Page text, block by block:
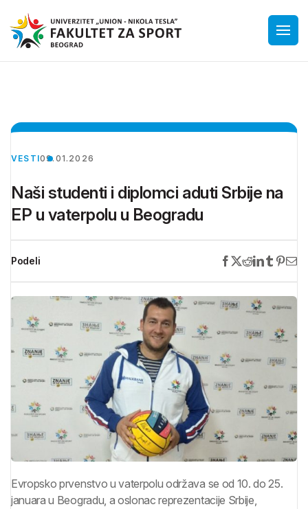
VESTI09.01.2026
Naši studenti i diplomci aduti Srbije na
EP u vaterpolu u Beogradu
Podeli
Evropsko prvenstvo u vaterpolu održava se od 10. do 25.
januara u Beogradu, a oslonac reprezentacije Srbije,